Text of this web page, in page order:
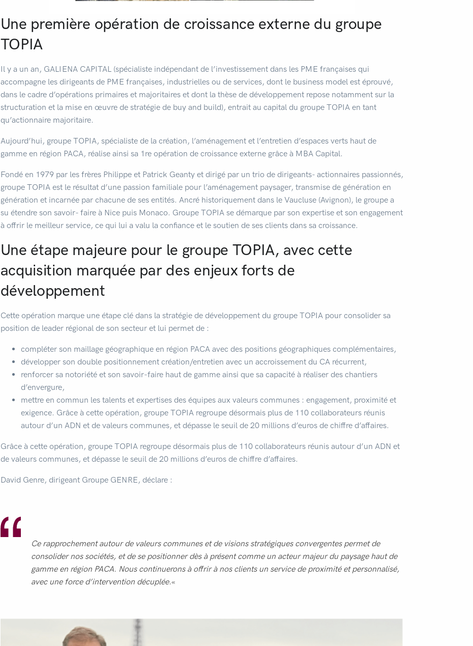
Une première opération de croissance externe du groupe
TOPIA
Il y a un an, GALIENA CAPITAL (spécialiste indépendant de l’investissement dans les PME françaises qui
accompagne les dirigeants de PME françaises, industrielles ou de services, dont le business model est éprouvé,
dans le cadre d’opérations primaires et majoritaires et dont la thèse de développement repose notamment sur la
structuration et la mise en œuvre de stratégie de buy and build), entrait au capital du groupe TOPIA en tant
qu’actionnaire majoritaire.
Aujourd’hui, groupe TOPIA, spécialiste de la création, l’aménagement et l’entretien d’espaces verts haut de
gamme en région PACA, réalise ainsi sa 1re opération de croissance externe grâce à MBA Capital.
Fondé en 1979 par les frères Philippe et Patrick Geanty et dirigé par un trio de dirigeants- actionnaires passionnés,
groupe TOPIA est le résultat d’une passion familiale pour l’aménagement paysager, transmise de génération en
génération et incarnée par chacune de ses entités. Ancré historiquement dans le Vaucluse (Avignon), le groupe a
su étendre son savoir- faire à Nice puis Monaco. Groupe TOPIA se démarque par son expertise et son engagement
à offrir le meilleur service, ce qui lui a valu la confiance et le soutien de ses clients dans sa croissance.
Une étape majeure pour le groupe TOPIA, avec cette
acquisition marquée par des enjeux forts de
développement
Cette opération marque une étape clé dans la stratégie de développement du groupe TOPIA pour consolider sa
position de leader régional de son secteur et lui permet de :
compléter son maillage géographique en région PACA avec des positions géographiques complémentaires,
développer son double positionnement création/entretien avec un accroissement du CA récurrent,
renforcer sa notoriété et son savoir-faire haut de gamme ainsi que sa capacité à réaliser des chantiers
d’envergure,
mettre en commun les talents et expertises des équipes aux valeurs communes : engagement, proximité et
exigence. Grâce à cette opération, groupe TOPIA regroupe désormais plus de 110 collaborateurs réunis
autour d’un ADN et de valeurs communes, et dépasse le seuil de 20 millions d’euros de chiffre d’affaires.
Grâce à cette opération, groupe TOPIA regroupe désormais plus de 110 collaborateurs réunis autour d’un ADN et
de valeurs communes, et dépasse le seuil de 20 millions d’euros de chiffre d’affaires.
David Genre, dirigeant Groupe GENRE, déclare :
Ce rapprochement autour de valeurs communes et de visions stratégiques convergentes permet de
consolider nos sociétés, et de se positionner dès à présent comme un acteur majeur du paysage haut de
gamme en région PACA. Nous continuerons à offrir à nos clients un service de proximité et personnalisé,
avec une force d’intervention décuplée.«